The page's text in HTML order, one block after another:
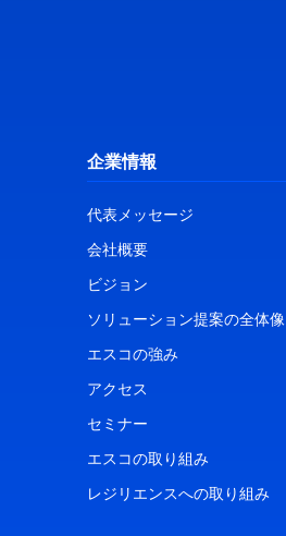
企業情報
代表メッセージ
会社概要
ビジョン
ソリューション提案の全体像
エスコの強み
アクセス
セミナー
エスコの取り組み
レジリエンスへの取り組み